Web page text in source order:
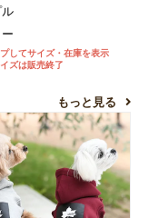
してサイズ・在庫を表示
ズは販売終了
もっと見る